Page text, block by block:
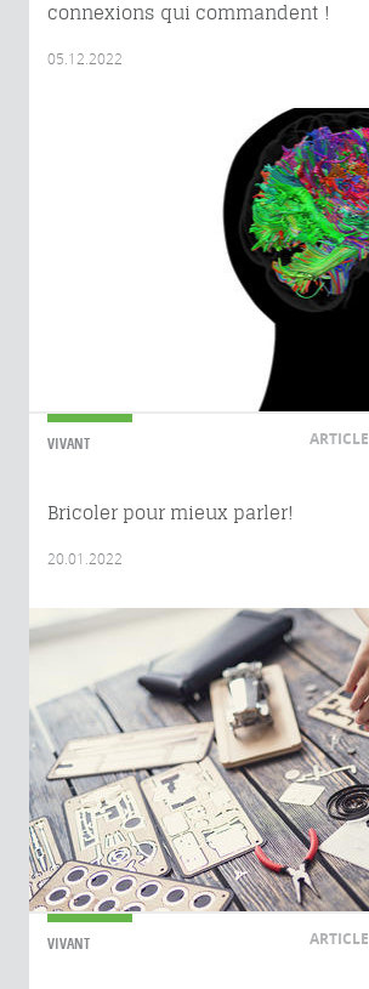
connexions qui commandent !
05.12.2022
VIVANT ARTICLE
Bricoler pour mieux parler!
20.01.2022
VIVANT ARTICLE